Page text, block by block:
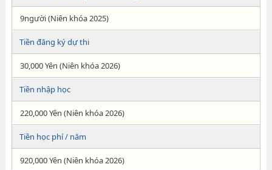
9người (Niên khóa 2025)
Tiền đăng ký dự thi
30,000 Yên (Niên khóa 2026)
Tiền nhập học
220,000 Yên (Niên khóa 2026)
Tiền học phí / năm
920,000 Yên (Niên khóa 2026)